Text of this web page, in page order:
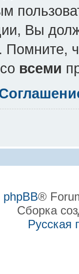
Вы
Помните,
всеми
phpBB®
Сборка
Русская